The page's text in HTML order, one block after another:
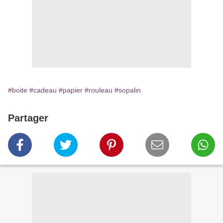
#boite #cadeau #papier #rouleau #sopalin
Partager